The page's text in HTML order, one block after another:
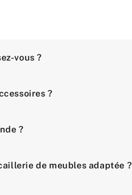
vous ?
?
?
de meubles adaptée ?